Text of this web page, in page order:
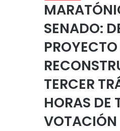
SENADO:
PROYECTO
TERCER
HORAS DE
VOTACIÓN